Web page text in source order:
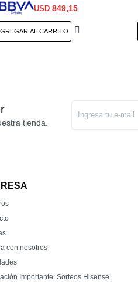
USD 849,15
tienda.
con nosotros
Importante: Sorteos Hisense